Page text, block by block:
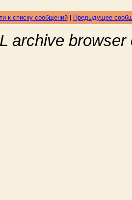
к списку сообщений| Предыдущее
archive